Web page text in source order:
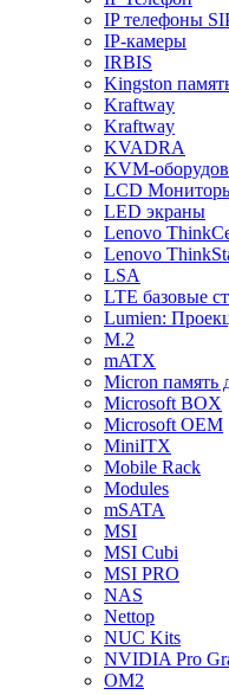
IP телефоны
IP-камеры
IRBIS
Kingston
Kraftway
Kraftway
KVADRA
KVM-
LCD
LED экраны
Lenovo
Lenovo
LSA
LTE базовые
Lumien:
M.2
mATX
Micron память
Microsoft BOX
Microsoft OEM
MiniITX
Mobile Rack
Modules
mSATA
MSI
MSI Cubi
MSI PRO
NAS
Nettop
NUC Kits
NVIDIA Pro
OM2